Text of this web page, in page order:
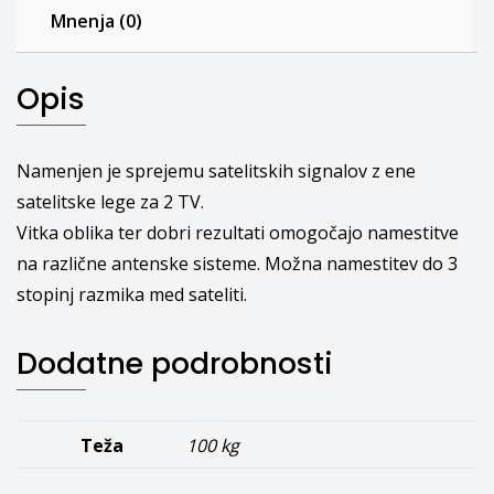
Mnenja (0)
Opis
Namenjen je sprejemu satelitskih signalov z ene
satelitske lege za 2 TV.
Vitka oblika ter dobri rezultati omogočajo namestitve
na različne antenske sisteme. Možna namestitev do 3
stopinj razmika med sateliti.
Dodatne podrobnosti
Teža 100 kg